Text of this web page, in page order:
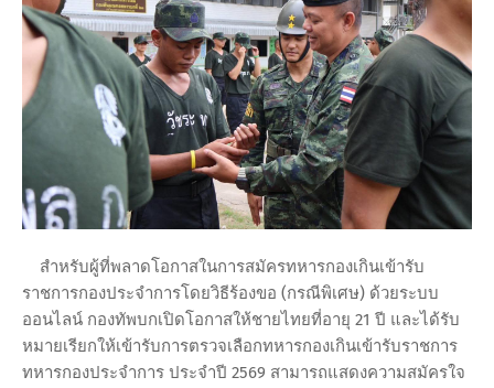
สำหรับผู้ที่พลาดโอกาสในการสมัครทหารกองเกินเข้ารับ
ราชการกองประจำการโดยวิธีร้องขอ (กรณีพิเศษ) ด้วยระบบ
ออนไลน์ กองทัพบกเปิดโอกาสให้ชายไทยที่อายุ 21 ปี และได้รับ
หมายเรียกให้เข้ารับการตรวจเลือกทหารกองเกินเข้ารับราชการ
ทหารกองประจำการ ประจำปี 2569 สามารถแสดงความสมัครใจ